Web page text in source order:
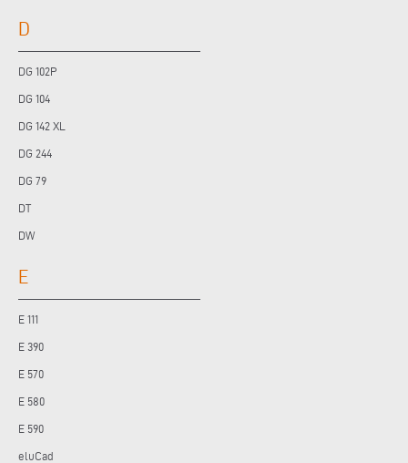
D
DG 102P
DG 104
DG 142 XL
DG 244
DG 79
DT
DW
E
E 111
E 390
E 570
E 580
E 590
eluCad